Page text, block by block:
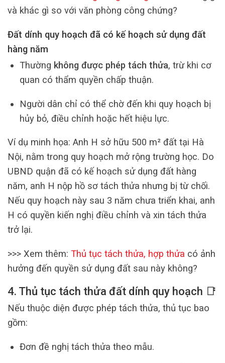
và khác gì so với văn phòng công chứng?
Đất dính quy hoạch đã có kế hoạch sử dụng đất
hàng năm
Thường không được phép tách thửa, trừ khi cơ
quan có thẩm quyền chấp thuận.
Người dân chỉ có thể chờ đến khi quy hoạch bị
hủy bỏ, điều chỉnh hoặc hết hiệu lực.
Ví dụ minh họa: Anh H sở hữu 500 m² đất tại Hà
Nội, nằm trong quy hoạch mở rộng trường học. Do
UBND quận đã có kế hoạch sử dụng đất hàng
năm, anh H nộp hồ sơ tách thửa nhưng bị từ chối.
Nếu quy hoạch này sau 3 năm chưa triển khai, anh
H có quyền kiến nghị điều chỉnh và xin tách thửa
trở lại.
>>> Xem thêm: Thủ tục tách thửa, hợp thửa có ảnh
hưởng đến quyền sử dụng đất sau này không?
4. Thủ tục tách thửa đất dính quy hoạch 📑
Nếu thuộc diện được phép tách thửa, thủ tục bao
gồm:
Đơn đề nghị tách thửa theo mẫu.